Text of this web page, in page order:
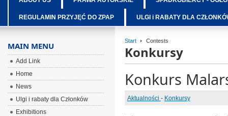
REGULAMIN PRZYJĘĆ DO ZPAP ULGI i RABATY DLA
Start Contests
Konkursy
Konkurs
Aktualności - Konkursy
MAIN MENU
Add Link
Home
News
Ulgi i rabaty dla Członków
Exhibitions